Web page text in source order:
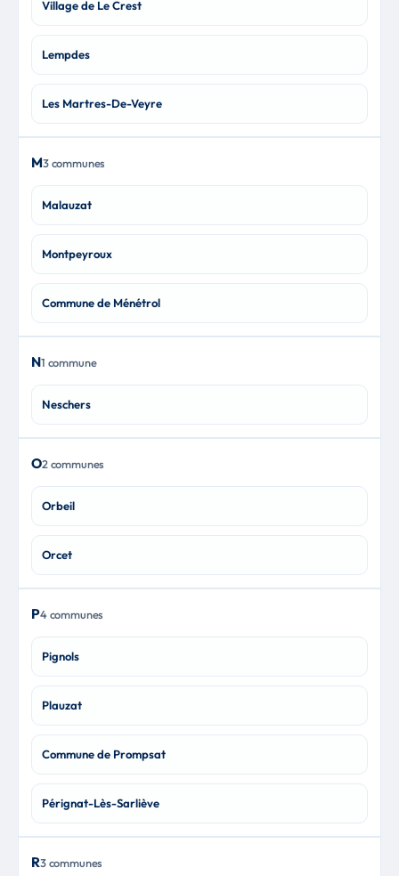
Village de Le Crest
Lempdes
Les Martres-De-Veyre
M3 communes
Malauzat
Montpeyroux
Commune de Ménétrol
N1 commune
Neschers
O2 communes
Orbeil
Orcet
P4 communes
Pignols
Plauzat
Commune de Prompsat
Pérignat-Lès-Sarliève
R3 communes